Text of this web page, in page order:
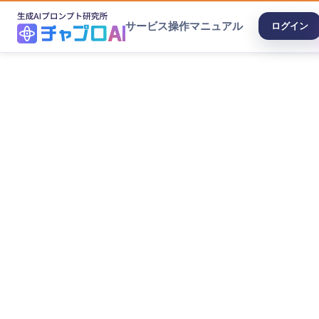
サービス操作マニュアル ログイン